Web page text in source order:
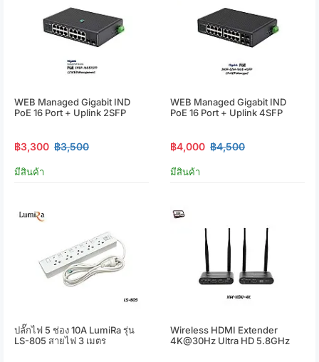
WEB Managed Gigabit IND
PoE 16 Port + Uplink 2SFP
฿3,300 ฿3,500
มีสินค้า
WEB Managed Gigabit IND
PoE 16 Port + Uplink 4SFP
฿4,000 ฿4,500
มีสินค้า
ปลั๊กไฟ 5 ช่อง 10A LumiRa รุ่น
LS-805 สายไฟ 3 เมตร
Wireless HDMI Extender
4K@30Hz Ultra HD 5.8GHz